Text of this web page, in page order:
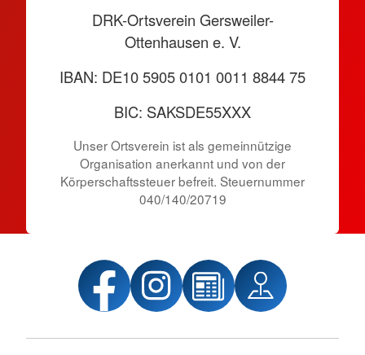
DRK-Ortsverein Gersweiler-
Ottenhausen e. V.
IBAN: DE10 5905 0101 0011 8844 75
BIC: SAKSDE55XXX
Unser Ortsverein ist als gemeinnützige
Organisation anerkannt und von der
Körper­schafts­steuer befreit. Steuernummer
040/140/20719